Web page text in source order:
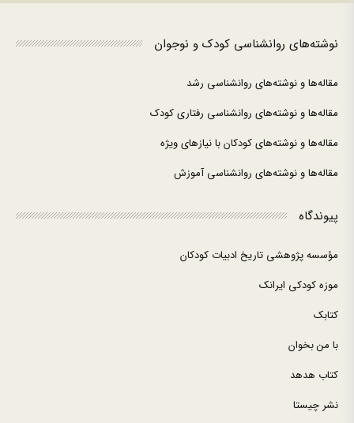
نوشته‌های روانشناسی کودک و نوجوان
مقاله‌ها و نوشته‌های روانشناسی رشد
مقاله‌ها و نوشته‌های روانشناسی رفتاری کودک
مقاله‌ها و نوشته‌های کودکان با نیازهای ویژه
مقاله‌ها و نوشته‌های روانشناسی آموزش
پیوندگاه
مؤسسه پژوهشی تاریخ ادبیات کودکان
موزه کودکی ایرانک
کتابک
با من بخوان
کتاب هدهد
نشر چیستا